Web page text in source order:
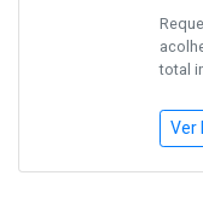
total
Ver